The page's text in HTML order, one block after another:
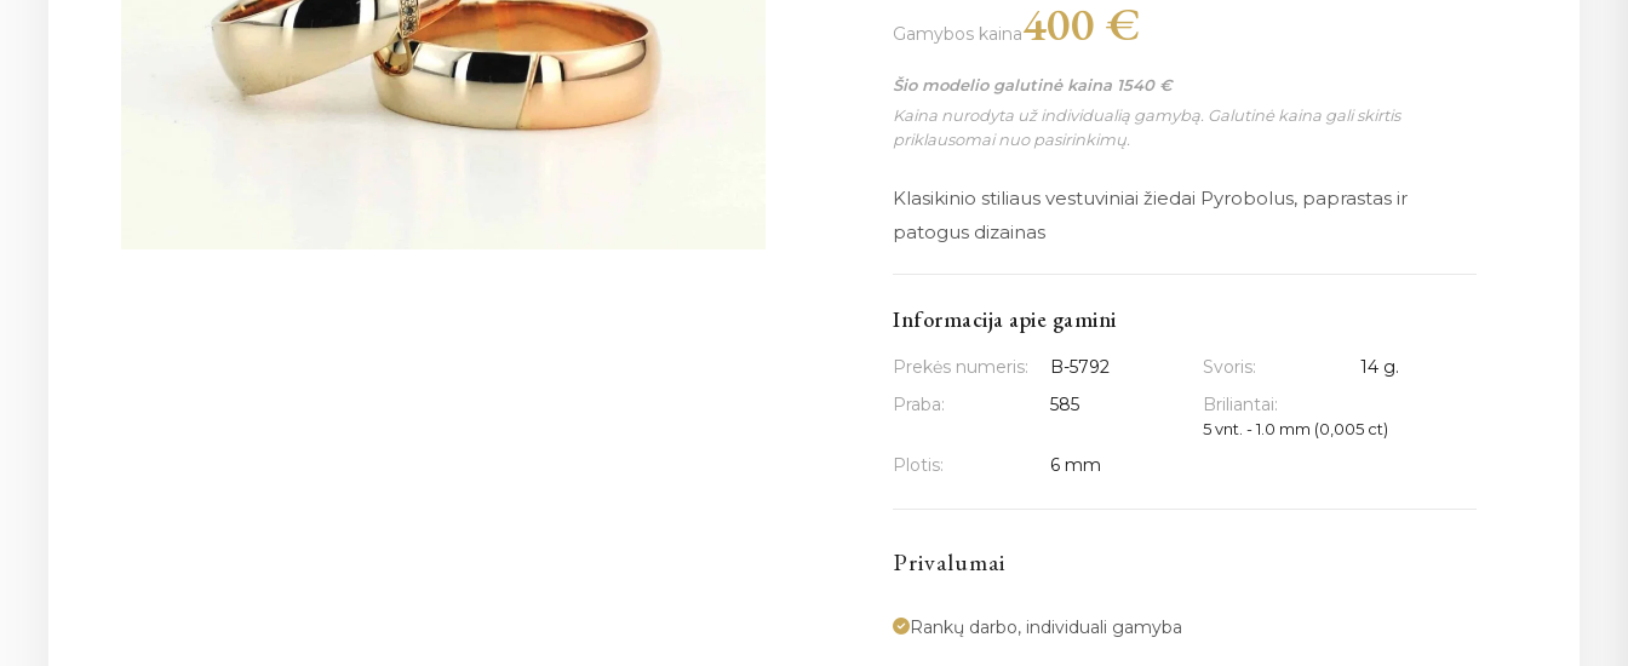
Gamybos kaina400 €
Šio modelio galutinė kaina 1540 €
Kaina nurodyta už individualią gamybą. Galutinė kaina gali skirtis
priklausomai nuo pasirinkimų.
Klasikinio stiliaus vestuviniai žiedai Pyrobolus, paprastas ir
patogus dizainas
Informacija apie gamini
Prekės numeris: B-5792 Svoris:
14 g.
Praba:
585 Briliantai:
5 vnt. - 1.0 mm (0,005 ct)
Plotis: 6 mm
Privalumai
Rankų darbo, individuali gamyba